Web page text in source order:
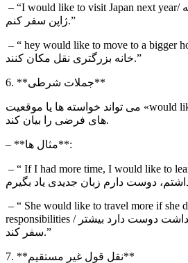
– “I would like to visit Japan next year/ من می خواهم سال آینده به
ژاپن سفر کنم.”
– “ hey would like to move to a bigger
خانه بزرگتری نقل مکان کنند.”
6. **جملات شرطی**
would» می تواند خواسته ها یا موقعیت
های فرضی را بیان کند.
– **مثال ها**:
– “ If I had more time, I would like to
– “ She would like to travel more if she
responsibilities / اگر این همه مسئولیت نداشت دوست دارد بیشتر
سفر کند.”
7. **نقل قول غیر مستقیم**